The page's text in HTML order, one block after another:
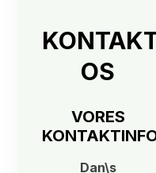
OS
VORES
Dan\s